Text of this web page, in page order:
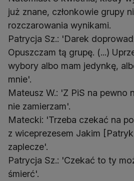
już znane, członkowie grupy
rozczarowania wynikami.
Patrycja Sz.: 'Darek
Opuszczam tą grupę. (...)
wybory albo mam jedynkę,
mnie'.
Mateusz W.: 'Z PiS na pewno
nie zamierzam'.
Matecki: 'Trzeba czekać na
z wiceprezesem Jakim
zaplecze'.
Patrycja Sz.: 'Czekać to ty
śmierć'.